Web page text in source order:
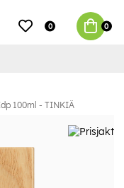
0 0
100ml - TINKIÄ